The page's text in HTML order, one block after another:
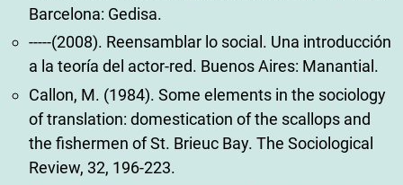
Barcelona: Gedisa.
-----(2008). Reensamblar lo social. Una introducción
a la teoría del actor-red. Buenos Aires: Manantial.
Callon, M. (1984). Some elements in the sociology
of translation: domestication of the scallops and
the fishermen of St. Brieuc Bay. The Sociological
Review, 32, 196-223.